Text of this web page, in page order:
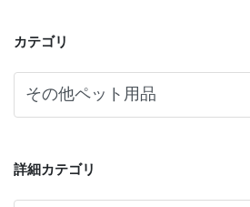
カテゴリ
詳細カテゴリ